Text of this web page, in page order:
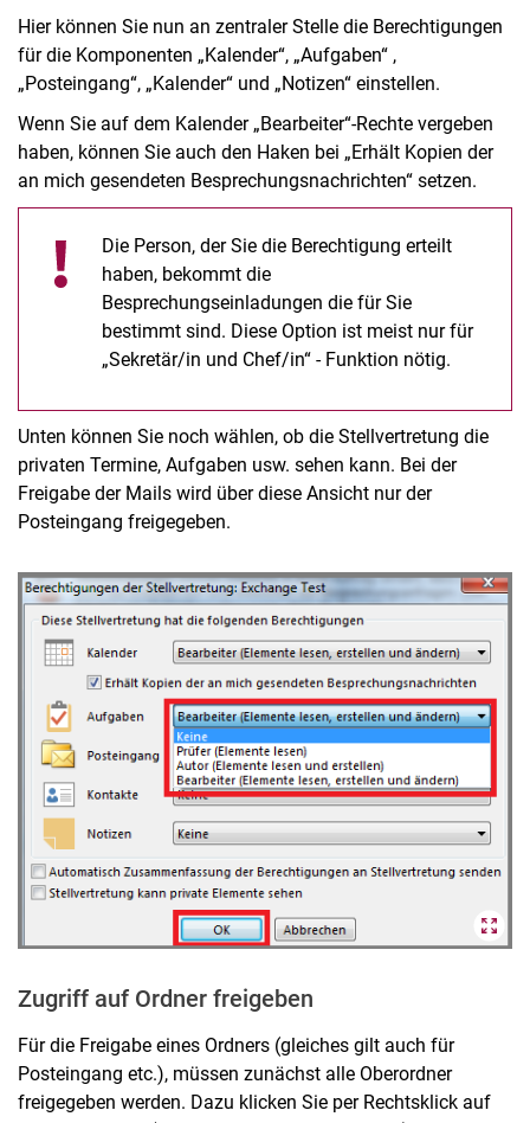
Hier können Sie nun an zentraler Stelle die Berechtigungen
für die Komponenten „Kalender“, „Aufgaben“ ,
„Posteingang“, „Kalender“ und „Notizen“ einstellen.
Wenn Sie auf dem Kalender „Bearbeiter“-Rechte vergeben
haben, können Sie auch den Haken bei „Erhält Kopien der
an mich gesendeten Besprechungsnachrichten“ setzen.
Die Person, der Sie die Berechtigung erteilt
haben, bekommt die
Besprechungseinladungen die für Sie
bestimmt sind. Diese Option ist meist nur für
„Sekretär/in und Chef/in“ - Funktion nötig.
Unten können Sie noch wählen, ob die Stellvertretung die
privaten Termine, Aufgaben usw. sehen kann. Bei der
Freigabe der Mails wird über diese Ansicht nur der
Posteingang freigegeben.
Zugriff auf Ordner freigeben
Für die Freigabe eines Ordners (gleiches gilt auch für
Posteingang etc.), müssen zunächst alle Oberordner
freigegeben werden. Dazu klicken Sie per Rechtsklick auf